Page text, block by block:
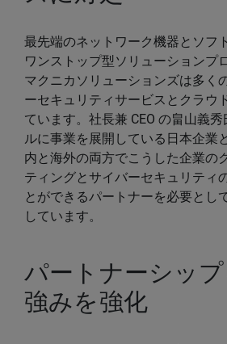
最先端のネットワーク機器とソフ
ワンストップ型ソリューションプ
マクニカソリューションズは多く
ーセキュリティサービスとクラウ
ています。社長兼 CEO の畠山義
ルに事業を展開している日本企業
内と海外の両方でこうした企業の
ティングとサイバーセキュリティ
とができるパートナーを必要とし
しています。
パートナーシッ
強みを強化